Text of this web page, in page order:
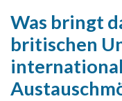
Was bringt
britischen